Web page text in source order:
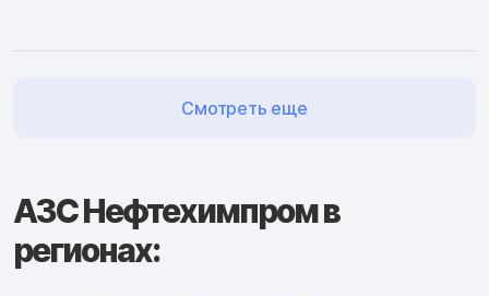
Смотреть еще
АЗС Нефтехимпром в
регионах: